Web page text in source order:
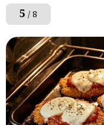
5 / 8